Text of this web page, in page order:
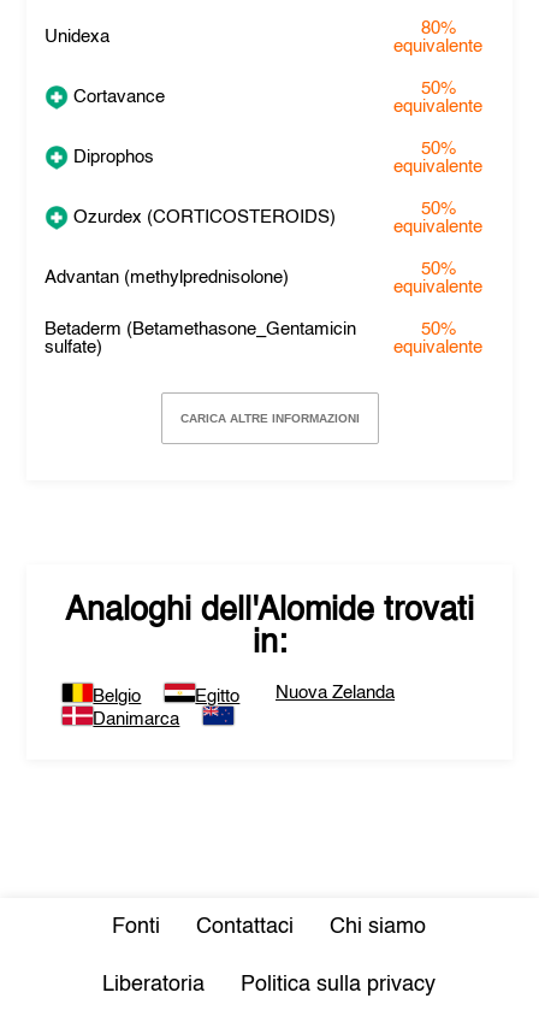
Unidexa
80%
equivalente
Cortavance
50%
equivalente
Diprophos
50%
equivalente
Ozurdex (CORTICOSTEROIDS)
50%
equivalente
Advantan (methylprednisolone)
50%
equivalente
Betaderm (Betamethasone_Gentamicin
sulfate)
50%
equivalente
CARICA ALTRE INFORMAZIONI
Analoghi dell'Alomide trovati
in:
Belgio
Egitto
Danimarca
Nuova Zelanda
Fonti Contattaci Chi siamo
Liberatoria Politica sulla privacy